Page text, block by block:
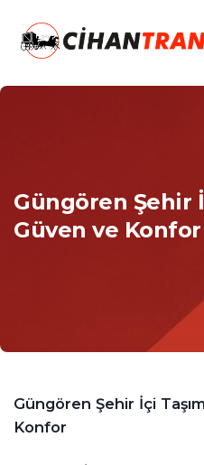
Güngören Şehir
Güven ve Konfor
Güngören Şehir İçi
Konfor